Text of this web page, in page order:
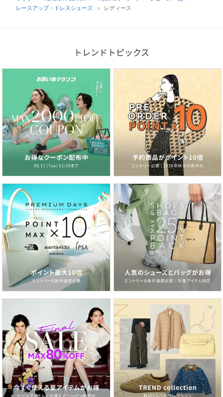
レースアップ・ドレスシューズ
レディース
トレンドトピックス